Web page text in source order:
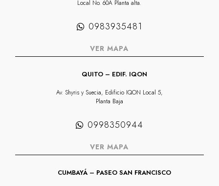
Local No. 60A Planta alta.
0983935481
VER MAPA
QUITO – EDIF. IQON
Av. Shyris y Suecia, Edificio IQON Local 5,
Planta Baja
0998350944
VER MAPA
CUMBAYÁ – PASEO SAN FRANCISCO